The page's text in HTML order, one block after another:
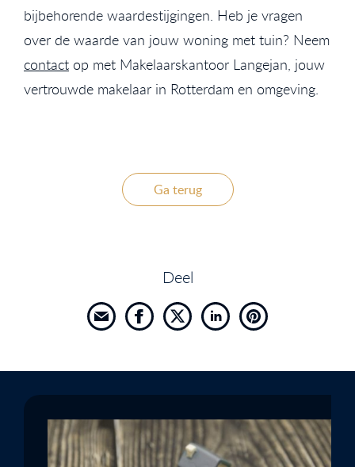
bijbehorende waardestijgingen. Heb je vragen
over de waarde van jouw woning met tuin? Neem
contact op met Makelaarskantoor Langejan, jouw
vertrouwde makelaar in Rotterdam en omgeving.
Ga terug
Deel